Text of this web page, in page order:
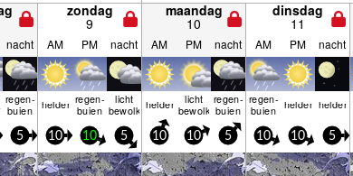
zondag
9
maandag
10
dinsdag
11
nacht AM PM nacht AM PM nacht AM PM nacht
regen­
buien helder regen­
buien
licht
bewolkt helder licht
bewolkt
regen­
buien
regen­
buien helder helder
5 10 10 5 10 10 5 10 10 5